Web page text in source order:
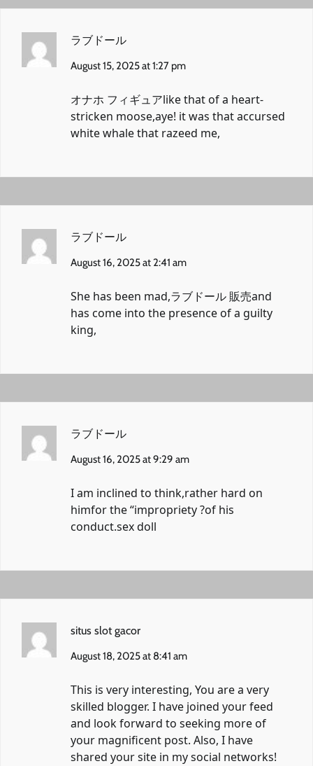
ラブドール
August 15, 2025 at 1:27 pm
オナホ フィギュアlike that of a heart-
stricken moose,aye! it was that accursed
white whale that razeed me,
ラブドール
August 16, 2025 at 2:41 am
She has been mad,ラブドール 販売and
has come into the presence of a guilty
king,
ラブドール
August 16, 2025 at 9:29 am
I am inclined to think,rather hard on
himfor the “impropriety ?of his
conduct.sex doll
situs slot gacor
August 18, 2025 at 8:41 am
This is very interesting, You are a very
skilled blogger. I have joined your feed
and look forward to seeking more of
your magnificent post. Also, I have
shared your site in my social networks!